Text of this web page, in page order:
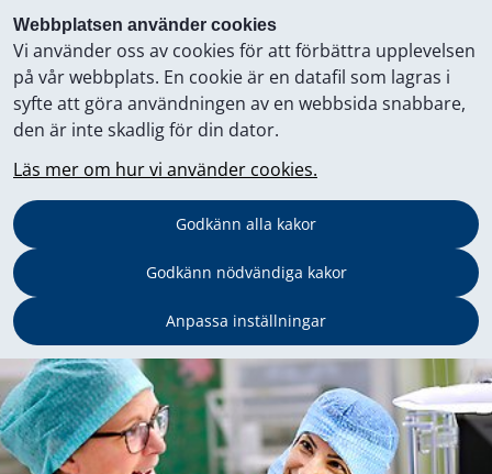
Webbplatsen använder cookies
Vi använder oss av cookies för att förbättra upplevelsen
på vår webbplats. En cookie är en datafil som lagras i
syfte att göra användningen av en webbsida snabbare,
den är inte skadlig för din dator.
Läs mer om hur vi använder cookies.
Godkänn alla kakor
Godkänn nödvändiga kakor
Anpassa inställningar